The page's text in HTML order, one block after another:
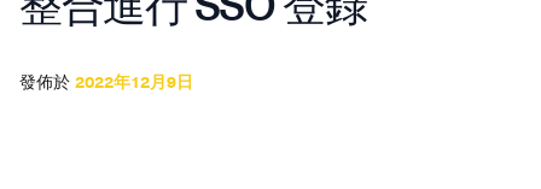
發佈於 2022年12月9日